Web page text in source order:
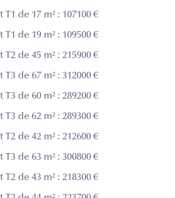
de 17 m² : 107100 €
de 19 m² : 109500 €
de 45 m² : 215900 €
de 67 m² : 312000 €
de 60 m² : 289200 €
de 62 m² : 289300 €
de 42 m² : 212600 €
de 63 m² : 300800 €
de 43 m² : 218300 €